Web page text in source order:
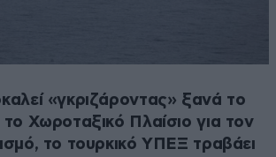
«γκριζάροντας» ξανά το
Χωροταξικό Πλαίσιο για τον
το τουρκικό ΥΠΕΞ τραβάει